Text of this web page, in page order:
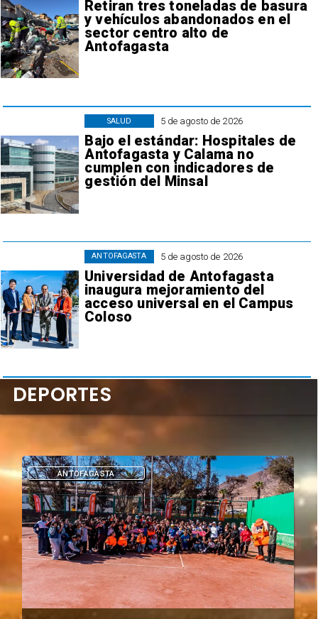
Retiran tres toneladas de basura
y vehículos abandonados en el
sector centro alto de
Antofagasta
5 de agosto de 2026
Bajo el estándar: Hospitales de
Antofagasta y Calama no
cumplen con indicadores de
gestión del Minsal
SALUD
5 de agosto de 2026
Universidad de Antofagasta
inaugura mejoramiento del
acceso universal en el Campus
Coloso
ANTOFAGASTA
DEPORTES
DEPORTES